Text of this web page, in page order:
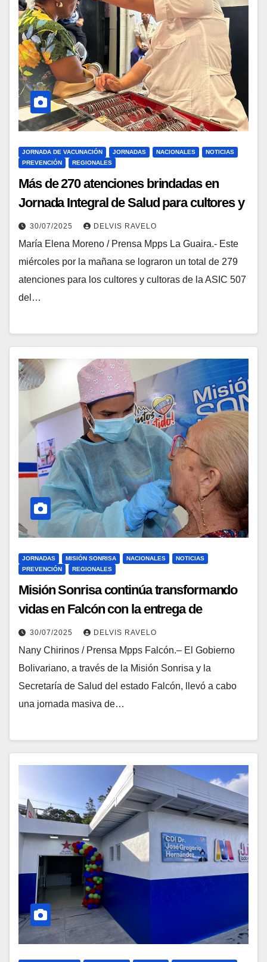
JORNADA DE VACUNACIÓN JORNADAS NACIONALES
NOTICIAS
PREVENCIÓN
REGIONALES
Más de 270 atenciones brindadas en
Jornada Integral de Salud para cultores y
cultoras en la Guaira
30/07/2025 DELVIS RAVELO
María Elena Moreno / Prensa Mpps La Guaira.- Este
miércoles por la mañana se lograron un total de 279
atenciones para los cultores y cultoras de la ASIC 507
del…
JORNADAS MISIÓN SONRISA NACIONALES
NOTICIAS
PREVENCIÓN
REGIONALES
Misión Sonrisa continúa transformando
vidas en Falcón con la entrega de
prótesis dentales
30/07/2025 DELVIS RAVELO
Nany Chirinos / Prensa Mpps Falcón.– El Gobierno
Bolivariano, a través de la Misión Sonrisa y la
Secretaría de Salud del estado Falcón, llevó a cabo
una jornada masiva de…